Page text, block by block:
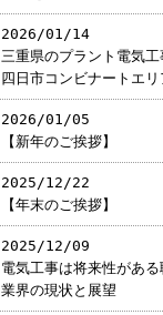
2026/01/14
三重県のプラント電気工
四日市コンビナートエ
2026/01/05
【新年のご挨拶】
2025/12/22
【年末のご挨拶】
2025/12/09
電気工事は将来性がある
業界の現状と展望